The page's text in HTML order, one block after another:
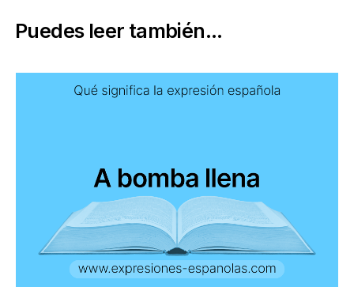
Puedes leer también...